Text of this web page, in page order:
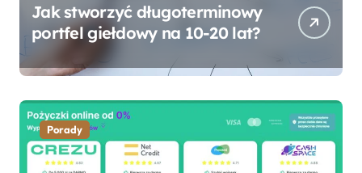
Jak stworzyć długoterminowy
portfel giełdowy na 10-20 lat?
Porady